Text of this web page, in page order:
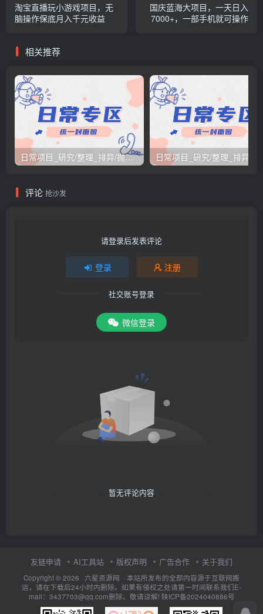
淘宝直播玩小游戏项目，无
脑操作保底月入千元收益
国庆蓝海大项目，一天日入
7000+，一部手机就可操作
相关推荐
日常项目_研究/整理_排异/抛弃汇总[26.3.15-3.21整理]
评论 抢沙发
请登录后发表评论
登录 注册
社交账号登录
微信登录
暂无评论内容
友链申请 AI工具站 版权声明 广告合作 关于我们
Copyright © 2026 · 六星资源网 · 本站所发布的全部内容源于互联网搬
运，请在下载后24小时内删除。如果有侵权之处请第一时间联系我们E-
mail：3437703@qq.com删除。敬请谅解! 陕ICP备2024040886号